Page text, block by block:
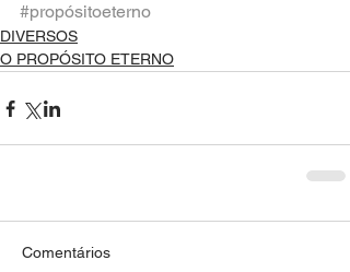
#propósitoeterno
DIVERSOS
O PROPÓSITO ETERNO
Comentários